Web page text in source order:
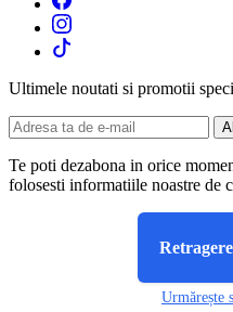
Ultimele noutati si promotii
Te poti dezabona in orice
folosesti informatiile noastre de
Urmărește